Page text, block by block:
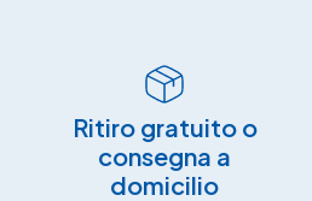
Ritiro gratuito o
consegna a
domicilio